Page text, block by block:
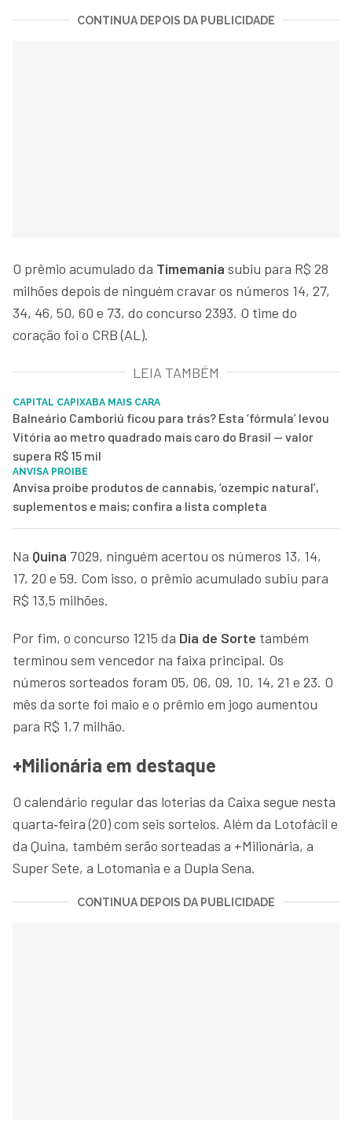
CONTINUA DEPOIS DA PUBLICIDADE
O prêmio acumulado da Timemania subiu para R$ 28
milhões depois de ninguém cravar os números 14, 27,
34, 46, 50, 60 e 73, do concurso 2393. O time do
coração foi o CRB (AL).
LEIA TAMBÉM
CAPITAL CAPIXABA MAIS CARA
Balneário Camboriú ficou para trás? Esta ‘fórmula’ levou
Vitória ao metro quadrado mais caro do Brasil — valor
supera R$ 15 mil
ANVISA PROIBE
Anvisa proíbe produtos de cannabis, ‘ozempic natural’,
suplementos e mais; confira a lista completa
Na Quina 7029, ninguém acertou os números 13, 14,
17, 20 e 59. Com isso, o prêmio acumulado subiu para
R$ 13,5 milhões.
Por fim, o concurso 1215 da Dia de Sorte também
terminou sem vencedor na faixa principal. Os
números sorteados foram 05, 06, 09, 10, 14, 21 e 23. O
mês da sorte foi maio e o prêmio em jogo aumentou
para R$ 1,7 milhão.
+Milionária em destaque
O calendário regular das loterias da Caixa segue nesta
quarta‑feira (20) com seis sorteios. Além da Lotofácil e
da Quina, também serão sorteadas a +Milionária, a
Super Sete, a Lotomania e a Dupla Sena.
CONTINUA DEPOIS DA PUBLICIDADE